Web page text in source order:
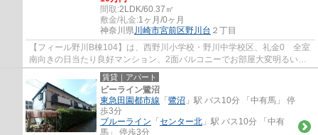
間取:2LDK/60.37㎡
敷金/礼金:1ヶ月/0ヶ月
神奈川県川崎市宮前区野川台 ２丁目
【フィール野川B棟104】は、西野川小学校・野川中学校区、礼金0 全室
南向きの日当たり良好マンション、2面バルコニーでお部屋大変明るいで
す。
賃貸｜アパート
ビーライン鷺沼
東急田園都市線 「 鷺沼 」駅 バス10分 「中有馬」 停
歩3分
ブルーライン 「 センター北 」駅 バス10分 「中有
馬」 停歩3分